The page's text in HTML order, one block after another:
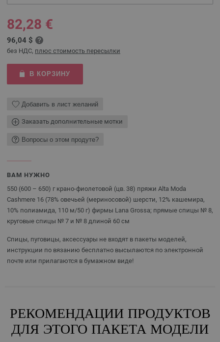
82,28 €
96,04 $
без НДС, плюс стоимость пересылки
В КОРЗИНУ
Добавить в лист желаний
Заказать дополнительные мотки
Вопросы о этом продуте?
ВАМ НУЖНО
550 (600 – 650) г крано-фиолетовой (цв. 38) пряжи Alta Moda
Cashmere 16 (78% овечьей (мериносовой) шерсти, 12% кашемира,
10% полиамида, 110 м/50 г) фирмы Lana Grossa; прямые спицы № 8,
круговые спицы № 7 и № 8 длиной 60 см
Спицы, пуговицы, аксессуары не входят в пакеты моделей,
инструкции по вязанию бесплатно высылаются по электронной
почте или прилагаются в бумажном виде!
РЕКОМЕНДАЦИИ ПРОДУКТОВ
ДЛЯ ЭТОГО ПАКЕТА МОДЕЛИ